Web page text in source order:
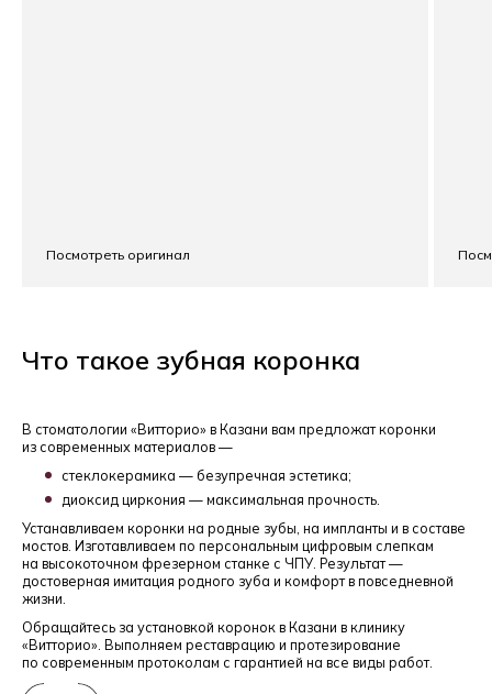
Посмотреть оригинал
Что такое зубная коронка
В стоматологии «Витторио» в Казани вам предложат коронки
из современных материалов —
стеклокерамика — безупречная эстетика;
диоксид циркония — максимальная прочность.
Устанавливаем коронки на родные зубы, на импланты и в составе
мостов. Изготавливаем по персональным цифровым слепкам
на высокоточном фрезерном станке с ЧПУ. Результат —
достоверная имитация родного зуба и комфорт в повседневной
жизни.
Обращайтесь за установкой коронок в Казани в клинику
«Витторио». Выполняем реставрацию и протезирование
по современным протоколам с гарантией на все виды работ.